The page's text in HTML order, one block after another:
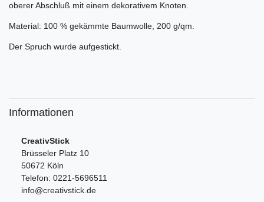
oberer Abschluß mit einem dekorativem Knoten.
Material: 100 % gekämmte Baumwolle, 200 g/qm.
Der Spruch wurde aufgestickt.
Informationen
CreativStick
Brüsseler Platz 10
50672 Köln
Telefon: 0221-5696511
info@creativstick.de